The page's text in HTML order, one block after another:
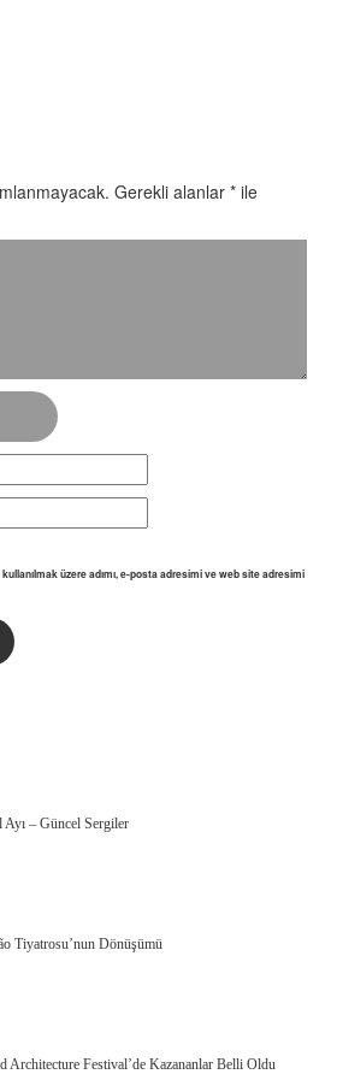
Gerekli alanlar * ile
üzere adımı, e-posta adresimi ve web site adresimi
Ayı – Güncel Sergiler
Tiyatrosu’nun Dönüşümü
Architecture Festival’de Kazananlar Belli Oldu